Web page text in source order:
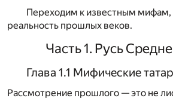
Переходим к известным
реальность прошлых веков.
Часть 1. Русь
Глава 1.1 Мифические
Рассмотрение прошлого — это не